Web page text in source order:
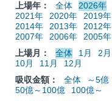
上場年：
全体 2026年
2021年
2020年 2019年
2014年
2013年 2012年
2007年
2006年 2005年
上場月：
全体 1月 2月
10月
11月
12月
吸収金額：
全体 ～5億
50億～100億
100億～